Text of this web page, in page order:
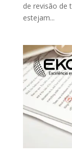
de revisão de
estejam...